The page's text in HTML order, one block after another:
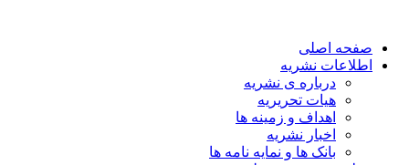
صفحه اصلی
اطلاعات نشریه
درباره ی نشریه
هیات تحریریه
اهداف و زمینه ها
اخبار نشریه
بانک ها و نمایه نامه ها